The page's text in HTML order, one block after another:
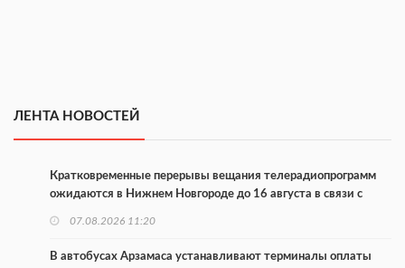
ЛЕНТА НОВОСТЕЙ
Кратковременные перерывы вещания телерадиопрограмм
ожидаются в Нижнем Новгороде до 16 августа в связи с
07.08.2026 11:20
В автобусах Арзамаса устанавливают терминалы оплаты